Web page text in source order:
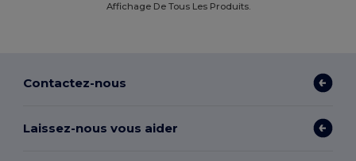
Affichage De Tous Les Produits.
Contactez-nous
Laissez-nous vous aider